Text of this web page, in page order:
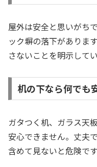
屋外は安全と思いがち
ック塀の落下がありま
さないことを明示してい
机の下なら何でも
ガタつく机、ガラス天
安心できません。丈夫
含めて見ないと危険です